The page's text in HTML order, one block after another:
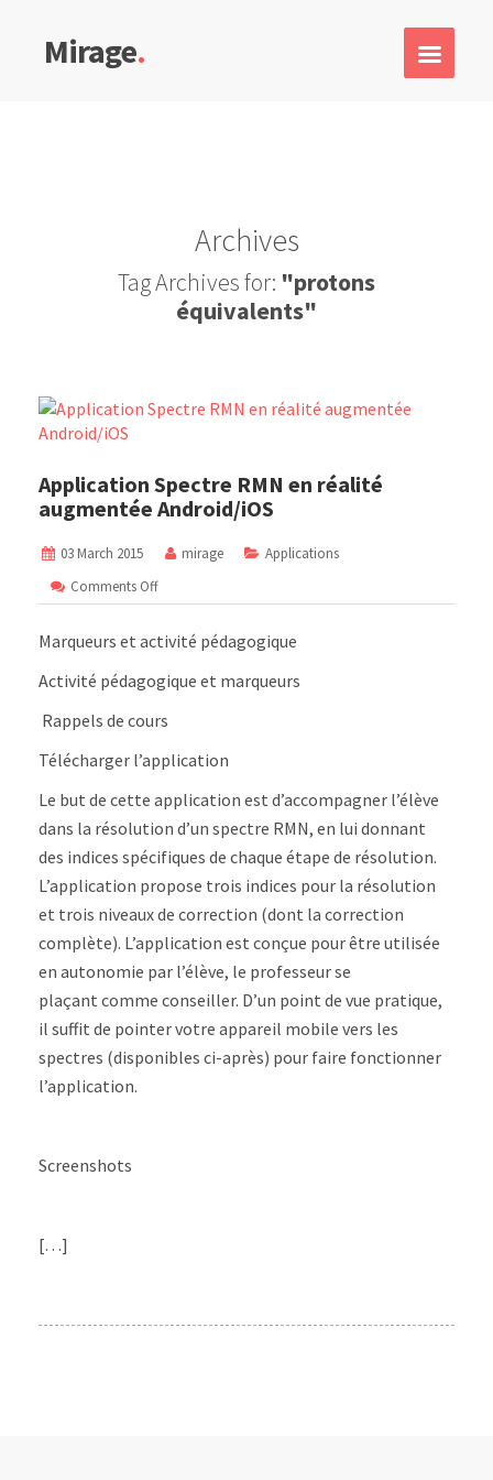
Mirage.
Archives
Tag Archives for: "protons
équivalents"
Application Spectre RMN en réalité
augmentée Android/iOS
03 March 2015 mirage
Applications
Comments Offon
Application
RMN
réalité
Android/iOS
Marqueurs et activité pédagogique
Activité pédagogique et marqueurs
Rappels de cours
Télécharger l’application
Le but de cette application est d’accompagner l’élève
dans la résolution d’un spectre RMN, en lui donnant
des indices spécifiques de chaque étape de résolution.
L’application propose trois indices pour la résolution
et trois niveaux de correction (dont la correction
complète). L’application est conçue pour être utilisée
en autonomie par l’élève, le professeur se
plaçant comme conseiller. D’un point de vue pratique,
il suffit de pointer votre appareil mobile vers les
spectres (disponibles ci-après) pour faire fonctionner
l’application.
Screenshots
[…]